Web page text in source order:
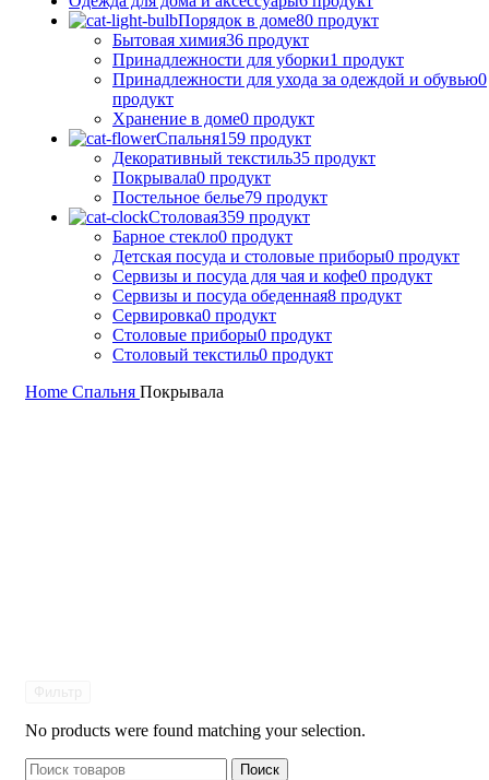
Порядок в доме80 продукт
Бытовая химия36 продукт
Принадлежности для уборки1 продукт
Принадлежности для ухода за одеждой и обувью0
продукт
Хранение в доме0 продукт
Спальня159 продукт
Декоративный текстиль35 продукт
Покрывала0 продукт
Постельное белье79 продукт
Столовая359 продукт
Барное стекло0 продукт
Детская посуда и столовые приборы0 продукт
Сервизы и посуда для чая и кофе0 продукт
Сервизы и посуда обеденная8 продукт
Сервировка0 продукт
Столовые приборы0 продукт
Столовый текстиль0 продукт
Home Спальня Покрывала
No products were found matching your selection.
Поиск